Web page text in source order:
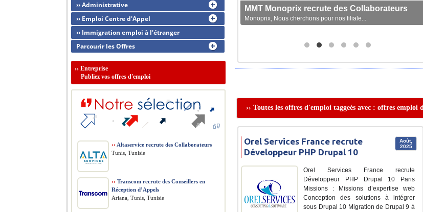
MMT Monoprix recrute des Collaborateurs
Monoprix, Nous cherchons pour nos filiale...
›› Toutes les offres d'emploi taggeés avec : offres
Août,
2025
Orel Services France recrute
Développeur PHP Drupal 10
Orel Services France recrute
Développeur PHP Drupal 10 Paris
Missions : Missions d’expertise web
Conception des solutions à intégrer
sous Drupal 10 Migration de Drupal 9 à
›› Administrative
›› Emploi Centre d'Appel
›› Immigration emploi à l'étranger
Parcourir les Offres
›› Entreprise
Publiez vos offres d'emploi
›› Altaservice recrute des Collaborateurs
Tunis, Tunisie
›› Transcom recrute des Conseillers en
Réception d’Appels
Ariana, Tunis, Tunisie